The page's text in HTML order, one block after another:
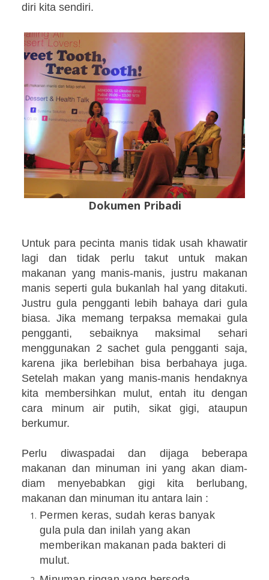
diri kita sendiri.
Dokumen Pribadi
Untuk para pecinta manis tidak usah khawatir
lagi dan tidak perlu takut untuk makan
makanan yang manis-manis, justru makanan
manis seperti gula bukanlah hal yang ditakuti.
Justru gula pengganti lebih bahaya dari gula
biasa. Jika memang terpaksa memakai gula
pengganti, sebaiknya maksimal sehari
menggunakan 2 sachet gula pengganti saja,
karena jika berlebihan bisa berbahaya juga.
Setelah makan yang manis-manis hendaknya
kita membersihkan mulut, entah itu dengan
cara minum air putih, sikat gigi, ataupun
berkumur.
Perlu diwaspadai dan dijaga beberapa
makanan dan minuman ini yang akan diam-
diam menyebabkan gigi kita berlubang,
makanan dan minuman itu antara lain :
Permen keras, sudah keras banyak
gula pula dan inilah yang akan
memberikan makanan pada bakteri di
mulut.